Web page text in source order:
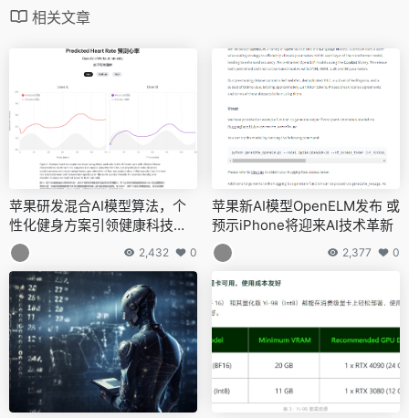
相关文章
苹果研发混合AI模型算法，个
性化健身方案引领健康科技新
潮流
2,432 0
苹果新AI模型OpenELM发布 或
预示iPhone将迎来AI技术革新
2,377 0